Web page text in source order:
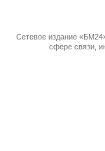
Сетевое издание
сфере связи,